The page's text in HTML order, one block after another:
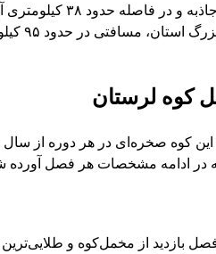
همچنین،
کوه لرستان
صخره‌ای در هر دوره از سال
در ادامه مشخصات هر فصل
بازدید از مخمل‌کوه و